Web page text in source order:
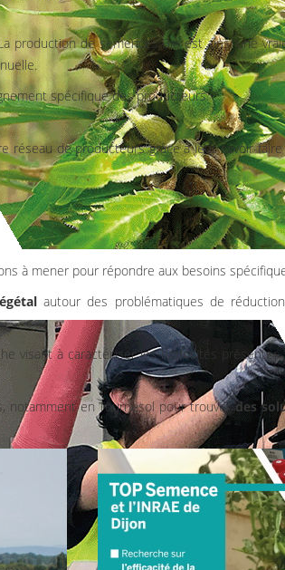
production de semences Bio est ainsi une
spécifique des producteurs.
de producteurs grâce à leur savoir-
à mener pour répondre aux besoins
autour des problématiques de
visant à caractériser les nodosités
notamment en Tournesol pour trouverdes